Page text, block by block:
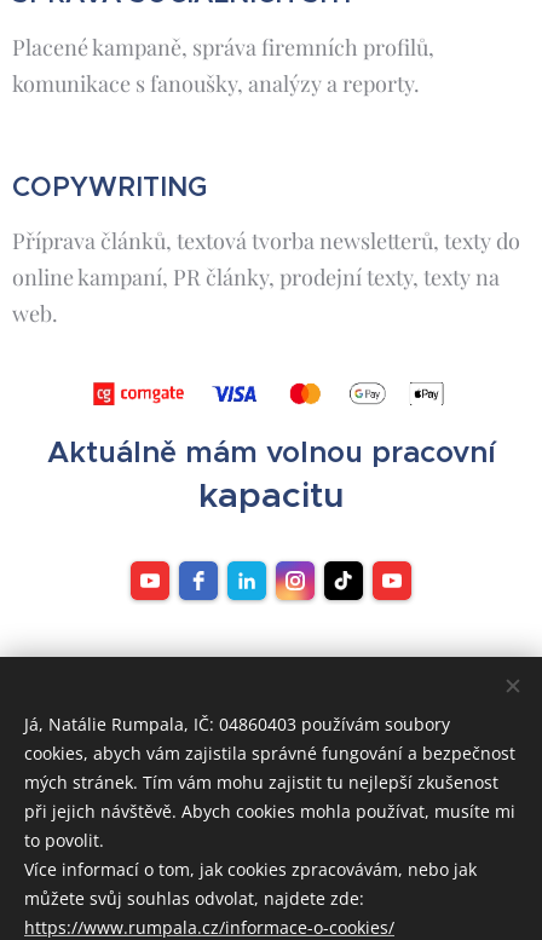
Placené kampaně, správa firemních profilů,
komunikace s fanoušky, analýzy a reporty.
COPYWRITING
Příprava článků, textová tvorba newsletterů, texty do
online kampaní, PR články, prodejní texty, texty na
web.
Aktuálně mám volnou pracovní
kapacitu
Já, Natálie Rumpala, IČ: 04860403 používám soubory
cookies, abych vám zajistila správné fungování a bezpečnost
mých stránek. Tím vám mohu zajistit tu nejlepší zkušenost
při jejich návštěvě. Abych cookies mohla používat, musíte mi
to povolit.
Více informací o tom, jak cookies zpracovávám, nebo jak
můžete svůj souhlas odvolat, najdete zde:
https://www.rumpala.cz/informace-o-cookies/